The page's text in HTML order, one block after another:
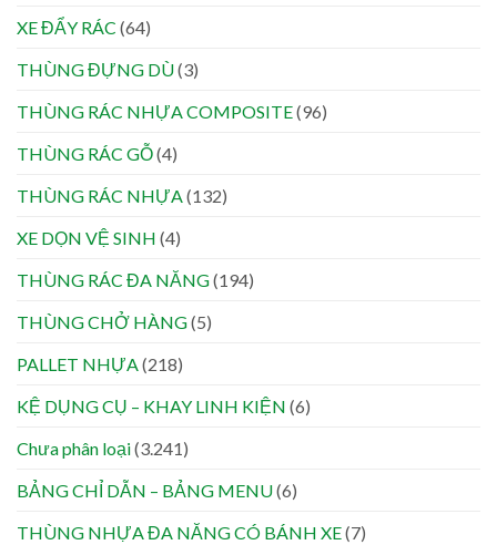
XE ĐẨY RÁC (64)
THÙNG ĐỰNG DÙ(3)
THÙNG RÁC NHỰA COMPOSITE(96)
THÙNG RÁC GỖ(4)
THÙNG RÁC NHỰA(132)
XE DỌN VỆ SINH (4)
THÙNG RÁC ĐA NĂNG(194)
THÙNG CHỞ HÀNG(5)
PALLET NHỰA(218)
KỆ DỤNG CỤ – KHAY LINH KIỆN (6)
Chưa phân loại(3.241)
BẢNG CHỈ DẪN – BẢNG MENU(6)
THÙNG NHỰA ĐA NĂNG CÓ BÁNH XE(7)